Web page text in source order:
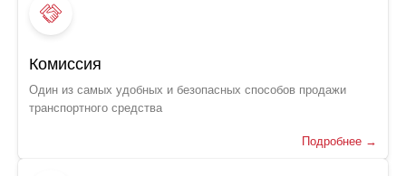
Комиссия
Один из самых удобных и безопасных способов продажи
транспортного средства
Подробнее →